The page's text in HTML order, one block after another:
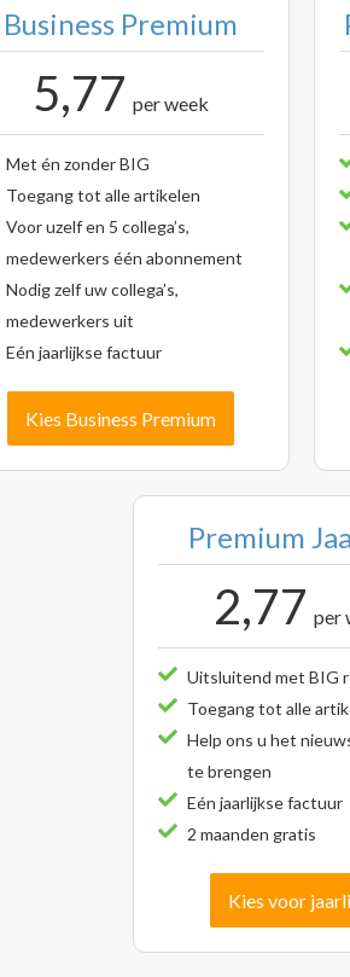
Business Premium
5,77 per week
Met én zonder BIG
Toegang tot alle artikelen
Voor uzelf en 5 collega’s,
medewerkers één abonnement
Nodig zelf uw collega’s,
medewerkers uit
Eén jaarlijkse factuur
Kies Business Premium
Premium
2,77 per
Uitsluitend met BIG
Toegang tot alle
Help ons u het
te brengen
Eén jaarlijkse factuur
2 maanden gratis
Kies voor